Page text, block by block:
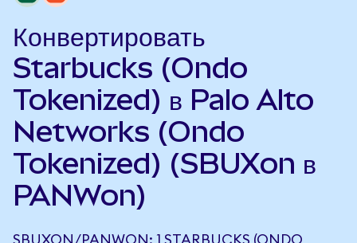
Конвертировать
Starbucks (Ondo
Tokenized) в Palo Alto
Networks (Ondo
Tokenized) (SBUXon в
PANWon)
SBUXON/PANWON: 1 STARBUCKS (ONDO